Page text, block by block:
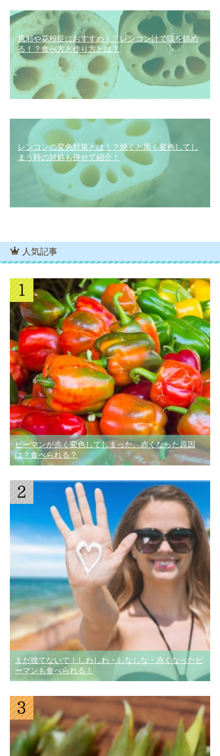
風邪や花粉症におすすめ！？レンコン汁で咳を鎮め
る！？食べ方と作り方とは？
レンコンの変色対策とは！？焼くと黒く変色してし
まう時の対処も併せて紹介！
人気記事
ピーマンが赤く変色してしまった、赤くなった原因
は？食べられる？
まだ捨てないで！しわしわ・しなしな・赤くなったピ
ーマンも食べられる！